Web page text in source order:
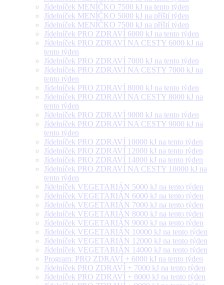
Jídelníček MENÍČKO 7500 kJ na tento týden
Jídelníček MENÍČKO 5000 kJ na příští týden
Jídelníček MENÍČKO 7500 kJ na příští týden
Jídelníček PRO ZDRAVÍ 6000 kJ na tento týden
Jídelníček PRO ZDRAVÍ NA CESTY 6000 kJ na
tento týden
Jídelníček PRO ZDRAVÍ 7000 kJ na tento týden
Jídelníček PRO ZDRAVÍ NA CESTY 7000 kJ na
tento týden
Jídelníček PRO ZDRAVÍ 8000 kJ na tento týden
Jídelníček PRO ZDRAVÍ NA CESTY 8000 kJ na
tento týden
Jídelníček PRO ZDRAVÍ 9000 kJ na tento týden
Jídelníček PRO ZDRAVÍ NA CESTY 9000 kJ na
tento týden
Jídelníček PRO ZDRAVÍ 10000 kJ na tento týden
Jídelníček PRO ZDRAVÍ 12000 kJ na tento týden
Jídelníček PRO ZDRAVÍ 14000 kJ na tento týden
Jídelníček PRO ZDRAVÍ NA CESTY 10000 kJ na
tento týden
Jídelníček VEGETARIÁN 5000 kJ na tento týden
Jídelníček VEGETARIÁN 6000 kJ na tento týden
Jídelníček VEGETARIÁN 7000 kJ na tento týden
Jídelníček VEGETARIÁN 8000 kJ na tento týden
Jídelníček VEGETARIÁN 9000 kJ na tento týden
Jídelníček VEGETARIÁN 10000 kJ na tento týden
Jídelníček VEGETARIÁN 12000 kJ na tento týden
Jídelníček VEGETARIÁN 14000 kJ na tento týden
Program: PRO ZDRAVÍ + 6000 kJ na tento týden
Jídelníček PRO ZDRAVÍ + 7000 kJ na tento týden
Jídelníček PRO ZDRAVÍ + 8000 kJ na tento týden